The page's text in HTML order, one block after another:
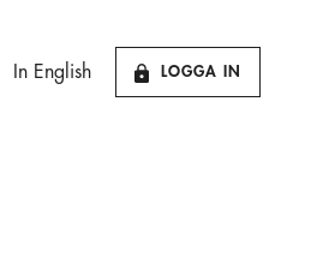
In English LOGGA IN